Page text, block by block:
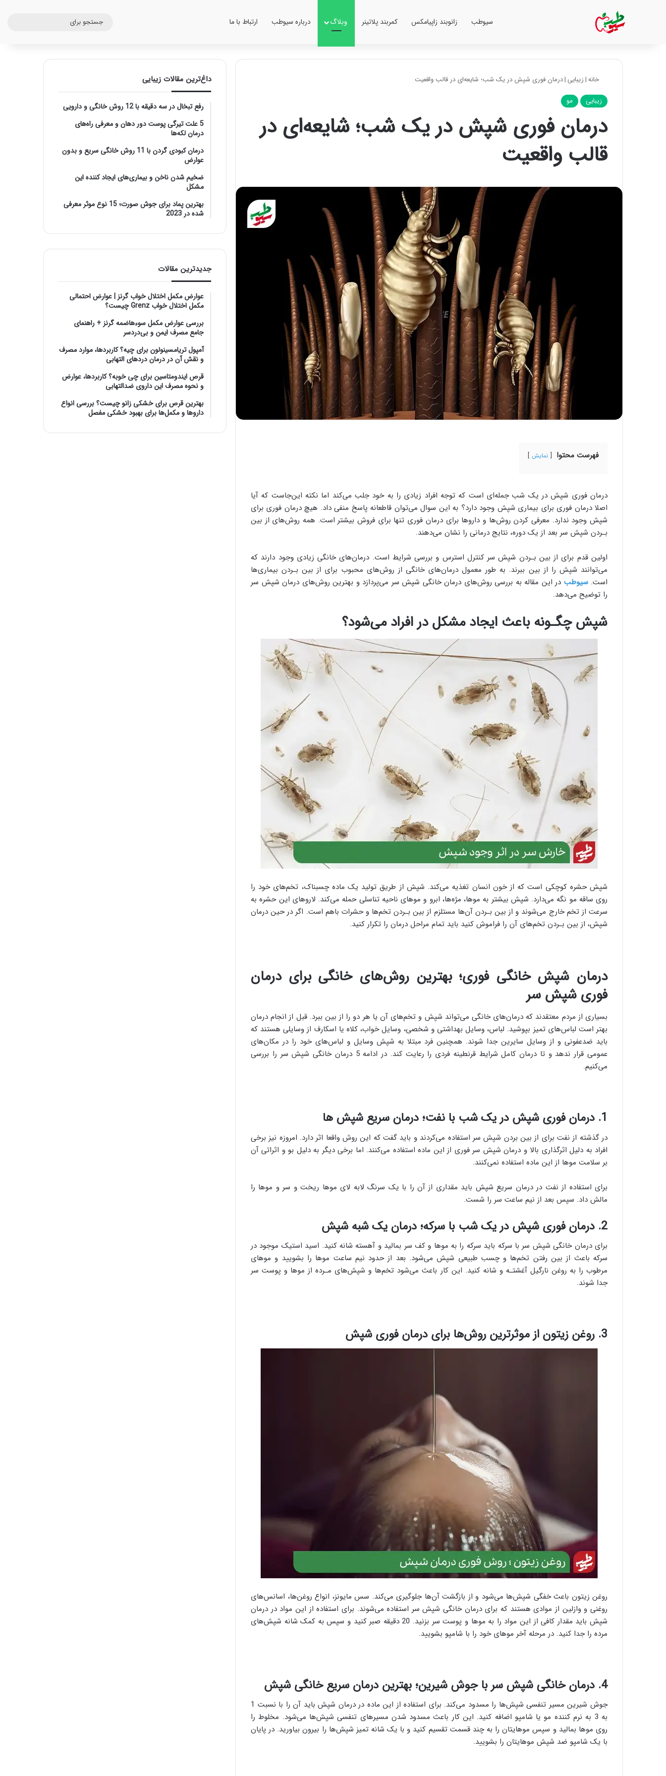
سیوطب زانوبند زاپیامکس کمربند پلاتینر وبلاگ درباره سیوطب ارتباط با ما
خانه|زیبایی |درمان فوری شپش در یک شب؛ شایعه‌ای در قالب واقعیت
زیبایی مو
درمان فوری شپش در یک شب؛ شایعه‌ای در
قالب واقعیت
فهرست محتوا نمایش
درمان فوری شپش در یک شب جمله‌ای است که توجه افراد زیادی را به خود جلب می‌کند اما نکته این‌جاست که آیا
اصلا درمان فوری‌ برای بیماری شپش وجود دارد؟ به این سوال می‌توان قاطعانه پاسخ منفی داد. هیچ درمان فوری برای
شپش وجود ندارد. معرفی کردن روش‌ها و داروها برای درمان فوری تنها برای فروش بیشتر است. همه روش‌های از بین
بـردن شپش سر بعد از یک دوره، نتایج درمانی را نشان می‌دهند.
اولین قدم برای از بین بـردن شپش سر کنترل استرس و بررسی شرایط است. درمان‌های خانگی زیادی وجود دارند که
می‌توانند شپش را از بین ببرند. به طور معمول درمان‌های خانگی از روش‌های محبوب برای از بین بـردن بیماری‌ها
است.سیوطب در این مقاله به بررسی روش‌های درمان خانگی شپش سر می‌پردازد و بهترین روش‌‌های درمان شپش سر
را توضیح می‌دهد.
شپش چگـونه باعث ایجاد مشکل در افراد می‌شود؟
شپش حشره کوچکی است که از خون انسان تغذیه می‌کند. شپش از طریق تولید یک ماده چسبناک، تخم‌های خود را
روی ساقه مو نگه می‌دارد. شپش بیشتر به موها، مژه‌ها، ابرو و موهای ناحیه تناسلی حمله می‌کند. لاروهای این حشره به
سرعت از تخم خارج می‌شوند و از بین بـردن آن‌ها مستلزم از بین بـردن تخم‌ها و حشرات باهم است. اگر در حین درمان
شپش، از بین بـردن تخم‌های آن را فراموش کنید باید تمام مراحل درمان را تکرار کنید.
درمان شپش خانگی فوری؛ بهترین روش‌های خانگی برای درمان
فوری شپش سر
بسیاری از مردم معتقدند که درمان‌های خانگی می‌تواند شپش و تخم‌های آن یا هر دو را از بین ببرد. قبل از انجام درمان
بهتر است لباس‌های تمیز بپوشید. لباس، وسایل بهداشتی و شخصی، وسایل خواب، کلاه یا اسکارف از وسایلی هستند که
باید ضدعفونی و از وسایل سایرین جدا شوند. همچنین فرد مبتلا به شپش وسایل و لباس‌های خود را در مکان‌های
عمومی قرار ندهد و تا درمان کامل شرایط قرنطینه فردی را رعایت کند. در ادامه 5 درمان خانگی شپش سر را بررسی
می‌کنیم.
1. درمان فوری شپش در یک شب با نفت؛ درمان سریع شپش ها
در گذشته از نفت برای از بین بردن شپش سر استفاده می‌کردند و باید گفت که این روش واقعا اثر دارد. امروزه نیز برخی
افراد به دلیل اثرگذاری بالا و درمان شپش سر فوری از این ماده استفاده می‌کنند. اما برخی دیگر به دلیل بو و اثراتی آن
بر سلامت موها از این ماده استفاده نمی‌کنند.
برای استفاده از نفت در درمان سریع شپش باید مقداری از آن را با یک سرنگ لابه لای موها ریخت و سر و موها را
مالش داد. سپس بعد از نیم ساعت سر را شست.
2. درمان فوری شپش در یک شب با سرکه؛ درمان یک شبه شپش
برای درمان خانگی شپش سر با سرکه باید سرکه را به موها و کف سر بمالید و آهسته شانه کنید. اسید استیک موجود در
سرکه باعث از بین رفتن تخم‌ها و چسب طبیعی شپش می‌شود. بعد از حدود نیم ساعت موها را بشویید و موهای
مرطوب را به روغن نارگیل آغشتـه و شانه کنید. این کار باعث می‌شود تخم‌ها و شپش‌های مـرده از موها و پوست سر
جدا شوند.
3. روغن زیتون از موثرترین روش‌ها برای درمان فوری شپش
روغن زیتون باعث خفگی شپش‌ها می‌شود و از بازگشت آن‌ها جلوگیری می‌کند. سس مایونز، انواع روغن‌ها، اسانس‌های
روغنی و وازلین از موادی هستند که برای درمان خانگی شپش سر استفاده می‌شوند. برای استفاده از این مواد در درمان
شپش باید مقدار کافی از این مواد را به موها و پوست سر بزنید. 20 دقیقه صبر کنید و سپس به کمک شانه شپش‌های
مرده را جدا کنید. در مرحله آخر موهای خود را با شامپو بشویید.
4. درمان خانگی شپش سر با جوش شیرین؛ بهترین درمان سریع خانگی شپش
جوش شیرین مسیر تنفسی شپش‌ها را مسدود می‌کند. برای استفاده از این ماده در درمان شپش باید آن را با نسبت 1
به 3 به نرم کننده مو یا شامپو اضافه کنید. این کار باعث مسدود شدن مسیرهای تنفسی شپش‌ها می‌شود. مخلوط را
روی موها بمالید و سپس موهایتان را به چند قسمت تقسیم کنید و با یک شانه تمیز شپش‌ها را بیرون بیاورید. در پایان
با یک شامپو ضد شپش موهایتان را بشویید.
داغ‌ترین مقالات زیبایی
رفع تبخال در سه دقیقه با 12 روش خانگی و دارویی
5 علت تیرگی پوست دور دهان و معرفی راه‌های
درمان لکه‌ها
درمان کبودی گردن با 11 روش خانگی سریع و بدون
عوارض
ضخیم شدن ناخن و بیماری‌های ایجاد کننده این
مشکل
بهترین پماد برای جوش صورت؛ 15 نوع موثر معرفی
شده در 2023
جدیدترین مقالات
عوارض مکمل اختلال خواب گرنز | عوارض احتمالی
مکمل اختلال خواب Grenz چیست؟
بررسی عوارض مکمل سوءهاضمه گرنز + راهنمای
جامع مصرف ایمن و بی‌دردسر
آمپول تریامسینولون برای چیه؟ کاربردها، موارد مصرف
و نقش آن در درمان دردهای التهابی
قرص ایندومتاسین برای چی خوبه؟ کاربردها، عوارض
و نحوه مصرف این داروی ضدالتهابی
بهترین قرص برای خشکی زانو چیست؟ بررسی انواع
داروها و مکمل‌ها برای بهبود خشکی مفصل